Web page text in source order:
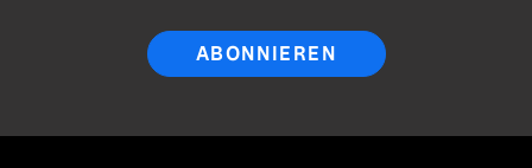
ABONNIEREN